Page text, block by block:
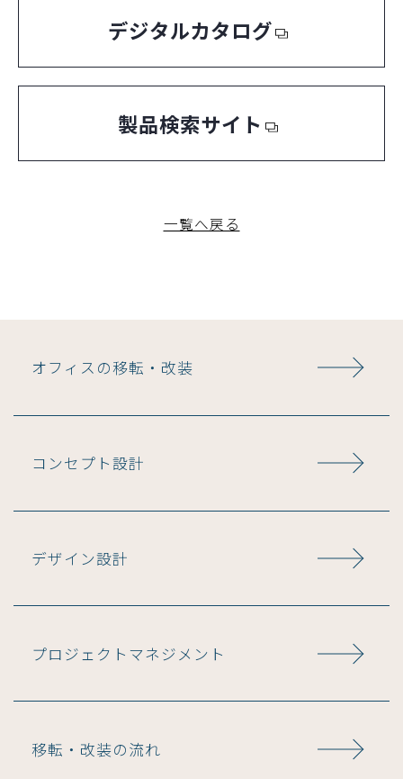
デジタルカタログ
製品検索サイト
一覧へ戻る
オフィスの移転・改装
コンセプト設計
デザイン設計
プロジェクトマネジメント
移転・改装の流れ